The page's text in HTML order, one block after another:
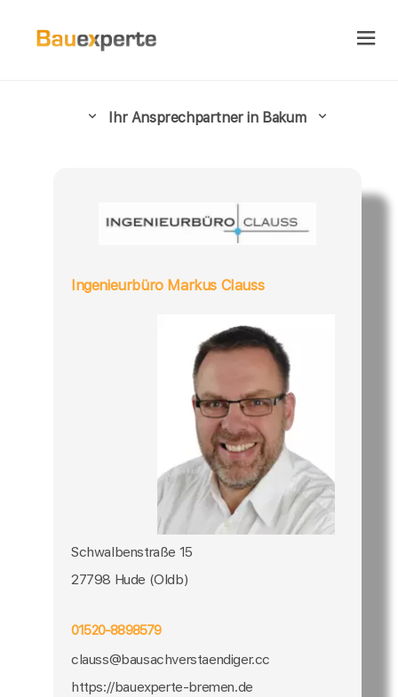
Ihr Ansprechpartner in Bakum
Ingenieurbüro Markus Clauss
Schwalbenstraße 15
27798 Hude (Oldb)
01520-8898579
clauss@bausachverstaendiger.cc
https://bauexperte-bremen.de